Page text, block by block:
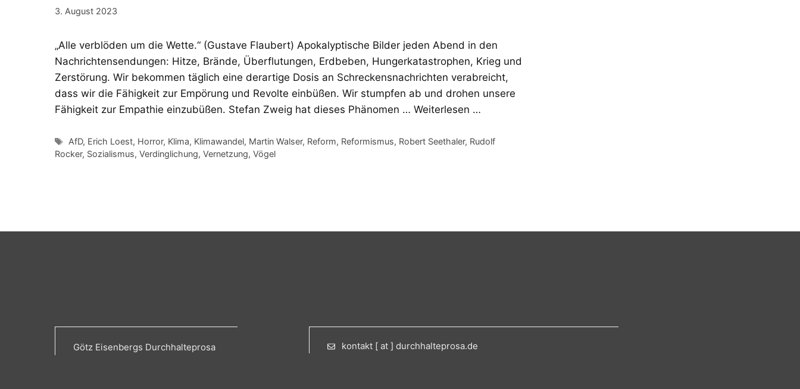
3. August 2023
„Alle verblöden um die Wette.“ (Gustave Flaubert) Apokalyptische Bilder jeden Abend in den
Nachrichtensendungen: Hitze, Brände, Überflutungen, Erdbeben, Hungerkatastrophen, Krieg und
Zerstörung. Wir bekommen täglich eine derartige Dosis an Schreckensnachrichten verabreicht,
dass wir die Fähigkeit zur Empörung und Revolte einbüßen. Wir stumpfen ab und drohen unsere
Fähigkeit zur Empathie einzubüßen. Stefan Zweig hat dieses Phänomen … Weiterlesen …
Schlagwörter
AfD, Erich Loest, Horror, Klima, Klimawandel, Martin Walser, Reform, Reformismus, Robert Seethaler, Rudolf
Rocker, Sozialismus, Verdinglichung, Vernetzung, Vögel
Götz Eisenbergs Durchhalteprosa kontakt [ at ] durchhalteprosa.de